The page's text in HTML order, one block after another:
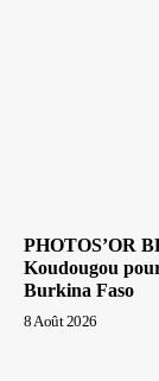
PHOTOS’OR
Koudougou
Burkina Faso
8 Août 2026